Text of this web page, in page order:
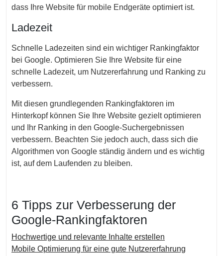
dass Ihre Website für mobile Endgeräte optimiert ist.
Ladezeit
Schnelle Ladezeiten sind ein wichtiger Rankingfaktor
bei Google. Optimieren Sie Ihre Website für eine
schnelle Ladezeit, um Nutzererfahrung und Ranking zu
verbessern.
Mit diesen grundlegenden Rankingfaktoren im
Hinterkopf können Sie Ihre Website gezielt optimieren
und Ihr Ranking in den Google-Suchergebnissen
verbessern. Beachten Sie jedoch auch, dass sich die
Algorithmen von Google ständig ändern und es wichtig
ist, auf dem Laufenden zu bleiben.
6 Tipps zur Verbesserung der
Google-Rankingfaktoren
Hochwertige und relevante Inhalte erstellen
Mobile Optimierung für eine gute Nutzererfahrung